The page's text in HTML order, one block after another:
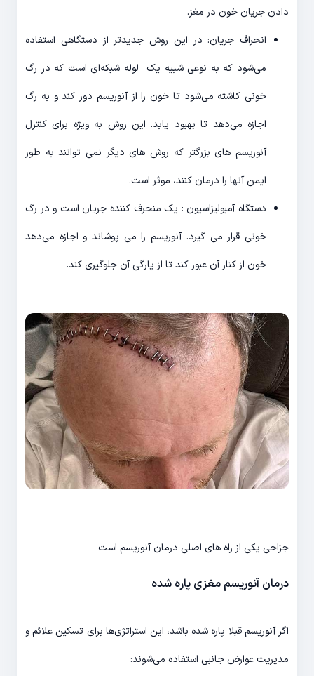
دادن جریان خون در مغز.
انحراف جریان: در این روش جدیدتر از دستگاهی استفاده
می‌شود که به نوعی شبیه یک لوله شبکه‌ای است که در رگ
خونی کاشته می‌شود تا خون را از آنوریسم دور کند و به رگ
اجازه می‌دهد تا بهبود یابد. این روش به ویژه برای کنترل
آنوریسم های بزرگتر که روش های دیگر نمی توانند به طور
ایمن آنها را درمان کنند، موثر است.
دستگاه آمبولیزاسیون : یک منحرف کننده جریان است و در رگ
خونی قرار می گیرد. آنوریسم را می پوشاند و اجازه می‌دهد
خون از کنار آن عبور کند تا از پارگی آن جلوگیری کند.
جزاحی یکی از راه های اصلی درمان آنوریسم است
درمان آنوریسم مغزی پاره شده
اگر آنوریسم قبلا پاره شده باشد، این استراتژی‌ها برای تسکین علائم و
مدیریت عوارض جانبی استفاده می‌شوند: